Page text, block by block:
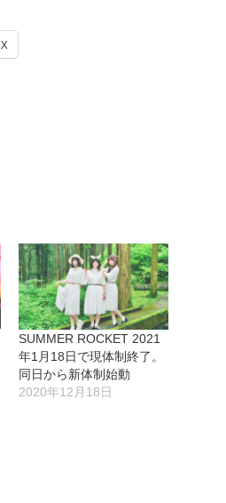
X
SUMMER ROCKET 2021
年1月18日で現体制終了。
同日から新体制始動
2020年12月18日